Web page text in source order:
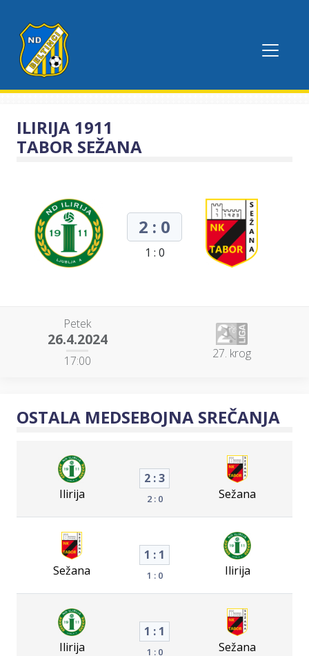
ILIRIJA 1911
TABOR SEŽANA
2 : 0
1 : 0
Petek
26.4.2024
17:00 27. krog
OSTALA MEDSEBOJNA SREČANJA
Ilirija
2 : 3
2 : 0 Sežana
Sežana
1 : 1
1 : 0 Ilirija
Ilirija
1 : 1
1 : 0 Sežana